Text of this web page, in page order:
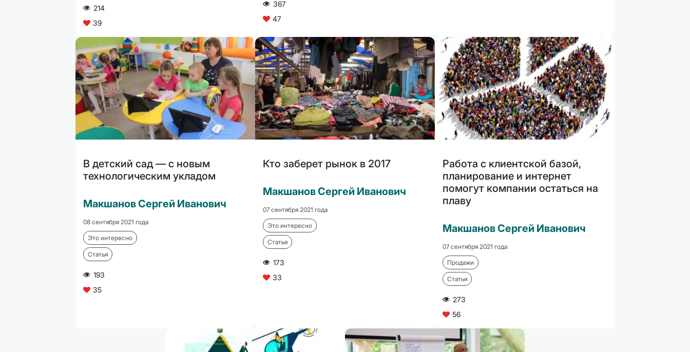
A 214
C 39
A 367
C 47
В детский сад — с новым
технологическим укладом
Макшанов Сергей Иванович
08 сентября 2021 года
Это интересно
Статья
A 193
C 35
Кто заберет рынок в 2017
Макшанов Сергей Иванович
07 сентября 2021 года
Это интересно
Статья
A 173
C 33
Работа с клиентской базой,
планирование и интернет
помогут компании остаться на
плаву
Макшанов Сергей Иванович
07 сентября 2021 года
Продажи
Статья
A 273
C 56